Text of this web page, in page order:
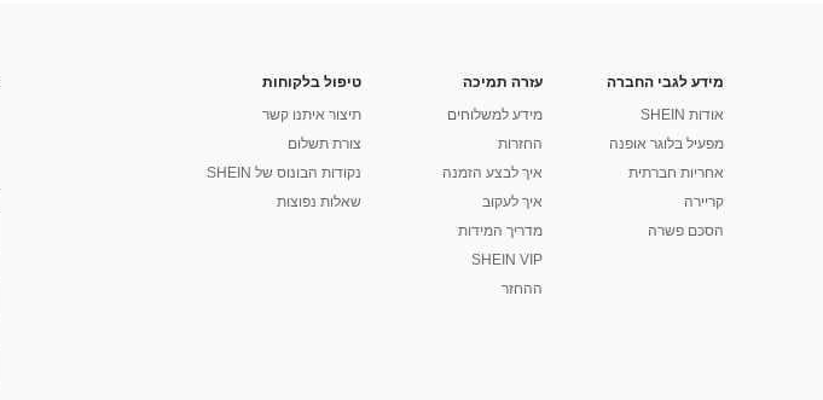
מידע לגבי החברה
אודות SHEIN
מפעיל בלוגר אופנה
אחריות חברתית
קריירה
הסכם פשרה
עזרה תמיכה
מידע למשלוחים
החזרות
איך לבצע הזמנה
איך לעקוב
מדריך המידות
SHEIN VIP
ההחזר
טיפול בלקוחות
תיצור איתנו קשר
צורת תשלום
נקודות הבונוס של SHEIN
שאלות נפוצות